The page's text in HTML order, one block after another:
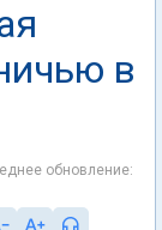
в
обновление: